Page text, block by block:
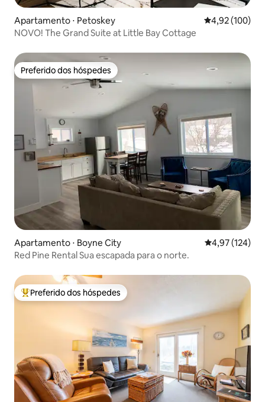
Apartamento ⋅ Petoskey 4,92 de uma
4,92 (100)
NOVO! The Grand Suite at Little Bay Cottage
Preferido dos hóspedes
Preferido dos hóspedes
Apartamento ⋅ Boyne City 4,97 de uma
4,97 (124)
Red Pine Rental Sua escapada para o norte.
Entre os melhores preferidos dos hóspedes
Preferido dos hóspedes